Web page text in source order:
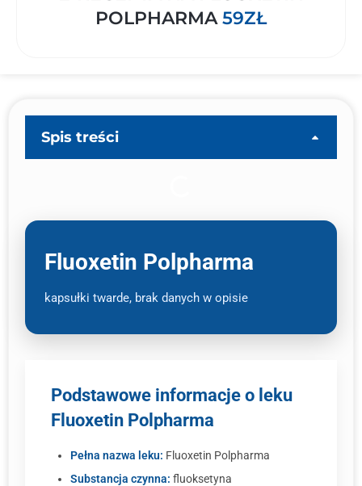
POLPHARMA59ZŁ
Spis treści
Fluoxetin Polpharma
kapsułki twarde, brak danych w opisie
Podstawowe informacje o leku
Fluoxetin Polpharma
Pełna nazwa leku: Fluoxetin Polpharma
Substancja czynna: fluoksetyna